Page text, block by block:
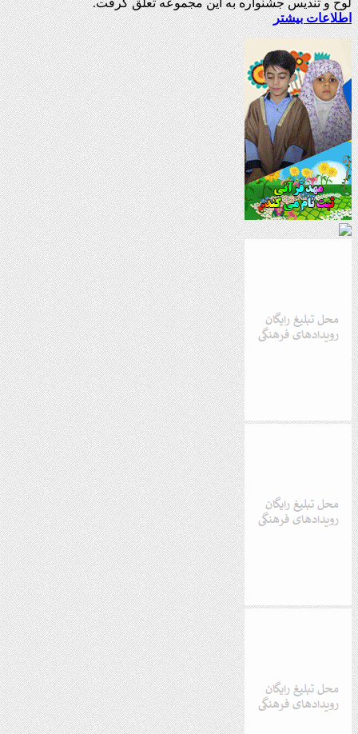
لوح و تندیس جشنواره به این مجموعه تعلق گرفت.
اطلاعات بیشتر